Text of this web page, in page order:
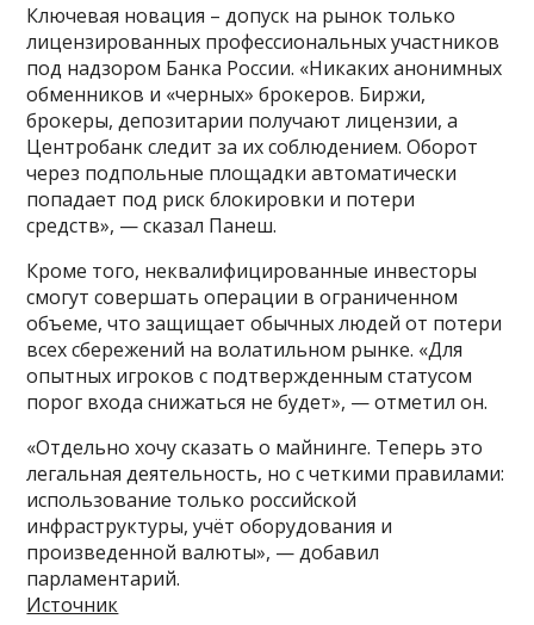
Ключевая новация – допуск на рынок только
лицензированных профессиональных участников
под надзором Банка России. «Никаких анонимных
обменников и «черных» брокеров. Биржи,
брокеры, депозитарии получают лицензии, а
Центробанк следит за их соблюдением. Оборот
через подпольные площадки автоматически
попадает под риск блокировки и потери
средств», — сказал Панеш.
Кроме того, неквалифицированные инвесторы
смогут совершать операции в ограниченном
объеме, что защищает обычных людей от потери
всех сбережений на волатильном рынке. «Для
опытных игроков с подтвержденным статусом
порог входа снижаться не будет», — отметил он.
«Отдельно хочу сказать о майнинге. Теперь это
легальная деятельность, но с четкими правилами:
использование только российской
инфраструктуры, учёт оборудования и
произведенной валюты», — добавил
парламентарий.
Источник